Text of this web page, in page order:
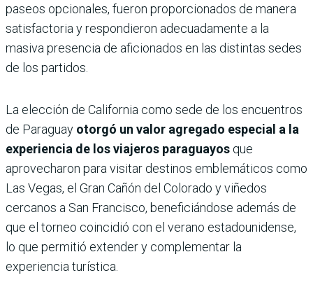
paseos opcionales, fueron proporcionados de manera
satisfactoria y respondieron adecuadamente a la
masiva presencia de aficionados en las distintas sedes
de los partidos.
La elección de California como sede de los encuentros
de Paraguay otorgó un valor agregado especial a la
experiencia de los viajeros paraguayos que
aprovecharon para visitar destinos emblemáticos como
Las Vegas, el Gran Cañón del Colorado y viñedos
cercanos a San Francisco, beneficiándose además de
que el torneo coincidió con el verano estadounidense,
lo que permitió extender y complementar la
experiencia turística.